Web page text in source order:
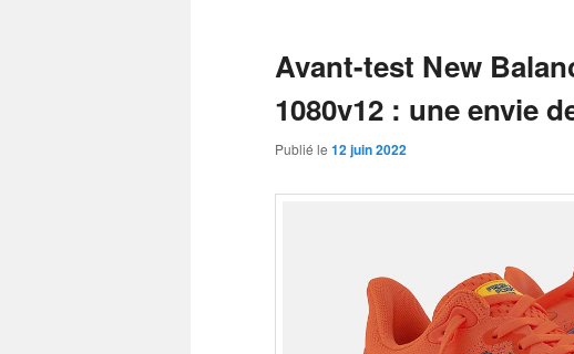
Avant-test New
1080v12 : une envie
Publié le 12 juin 2022